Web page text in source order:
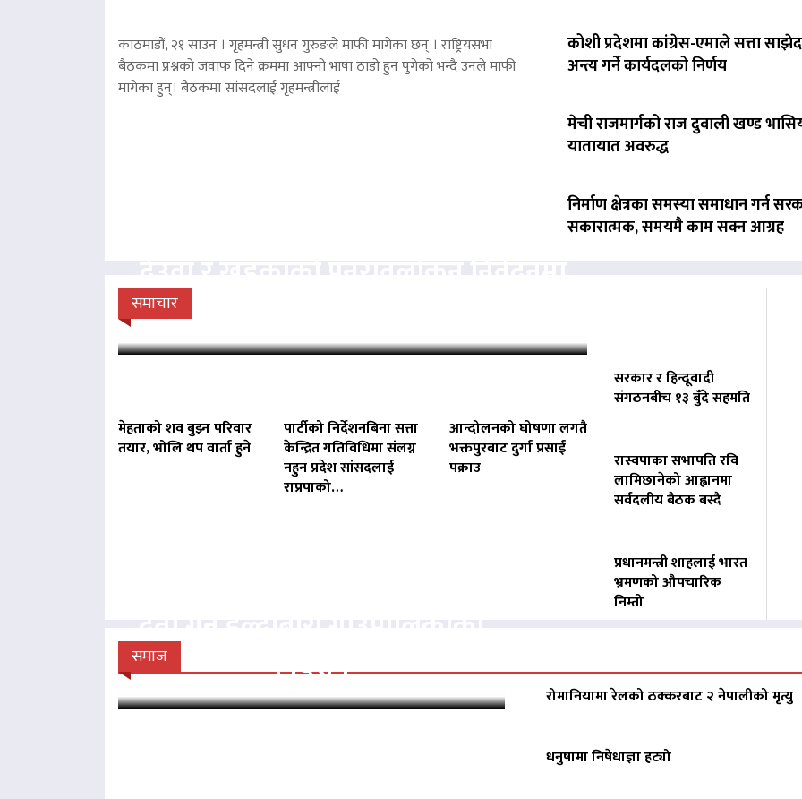
काठमाडौं, २१ साउन । गृहमन्त्री सुधन गुरुङले माफी मागेका छन् । राष्ट्रियसभा
बैठकमा प्रश्नको जवाफ दिने क्रममा आफ्नो भाषा ठाडो हुन पुगेको भन्दै उनले माफी
मागेका हुन्। बैठकमा सांसदलाई गृहमन्त्रीलाई
कोशी प्रदेशमा कांग्रेस-एमाले सत्ता
अन्त्य गर्ने कार्यदलको निर्णय
मेची राजमार्गको राज दुवाली खण्ड
यातायात अवरुद्ध
निर्माण क्षेत्रका समस्या समाधान गर्न
सकारात्मक, समयमै काम सक्न आग्रह
समाचार
मेहताको शव बुझ्न परिवार
तयार, भोलि थप वार्ता हुने
पार्टीको निर्देशनबिना सत्ता
केन्द्रित गतिविधिमा संलग्न
नहुन प्रदेश सांसदलाई
राप्रपाको…
आन्दोलनको घोषणा लगतै
भक्तपुरबाट दुर्गा प्रसाईं
पक्राउ
सरकार र हिन्दूवादी
संगठनबीच १३ बुँदे सहमति
रास्वपाका सभापति रवि
लामिछानेको आह्वानमा
सर्वदलीय बैठक बस्दै
प्रधानमन्त्री शाहलाई भारत
भ्रमणको औपचारिक
निम्तो
समाज
निर्देशन
रोमानियामा रेलको ठक्करबाट २ नेपालीको मृत्यु
धनुषामा निषेधाज्ञा हट्यो